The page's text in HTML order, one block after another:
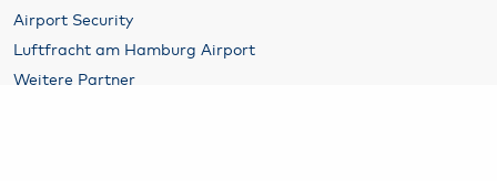
Airport Security
Luftfracht am Hamburg Airport
Weitere Partner